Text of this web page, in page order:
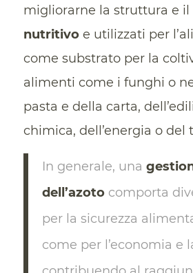
migliorarne la struttura e il
nutritivoe utilizzati per
come substrato per la
alimenti come i funghi o
pasta e della carta,
chimica, dell’energia o del
In generale, una
dell’azotocomporta
per la sicurezza
come per l’economia e